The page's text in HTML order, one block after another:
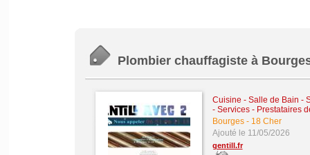
Plombier chauffagiste à
Cuisine - Salle de Bain -
- Services - Prestataires
Bourges- 18 Cher
Ajouté le 11/05/2026
gentill.fr